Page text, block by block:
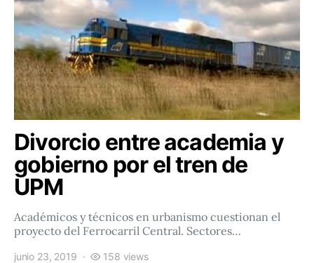
Divorcio entre academia y
gobierno por el tren de
UPM
Académicos y técnicos en urbanismo cuestionan el
proyecto del Ferrocarril Central. Sectores…
junio 23, 2019 158 views